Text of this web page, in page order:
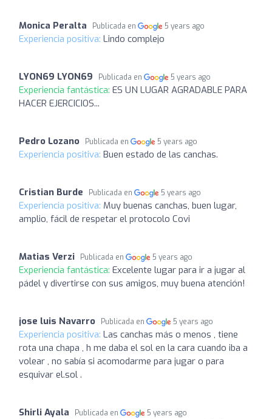
Monica Peralta Publicada en 5 years ago
Experiencia positiva: Lindo complejo
LYON69 LYON69 Publicada en 5 years ago
Experiencia fantástica: ES UN LUGAR AGRADABLE PARA
HACER EJERCICIOS...
Pedro Lozano Publicada en 5 years ago
Experiencia positiva: Buen estado de las canchas.
Cristian Burde Publicada en 5 years ago
Experiencia positiva: Muy buenas canchas, buen lugar,
amplio, fácil de respetar el protocolo Covi
Matias Verzi Publicada en 5 years ago
Experiencia fantástica: Excelente lugar para ir a jugar al
pádel y divertirse con sus amigos, muy buena atención!
jose luis Navarro Publicada en 5 years ago
Experiencia positiva: Las canchas más o menos , tiene
rota una chapa , h me daba el sol en la cara cuando iba a
volear , no sabía si acomodarme para jugar o para
esquivar el.sol .
Shirli Ayala Publicada en 5 years ago